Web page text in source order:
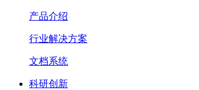
产品介绍
行业解决方案
文档系统
科研创新